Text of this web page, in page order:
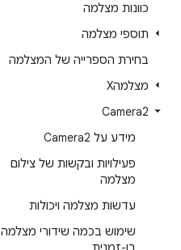
כוונות מצלמה
תוספי מצלמה
בחירת הספרייה של המצלמה
מצלמהX
Camera2
מידע על Camera2
פעילויות ובקשות של צילום
מצלמה
עדשות מצלמה ויכולות
שימוש בכמה שידורי מצלמה